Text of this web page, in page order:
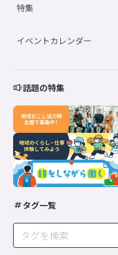
特集
イベントカレンダー
話題の特集
タグ一覧